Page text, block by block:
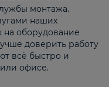
монтажа.
наших
на оборудование
доверить работу
всё быстро и
офисе.